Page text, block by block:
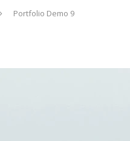
Portfolio Demo 9